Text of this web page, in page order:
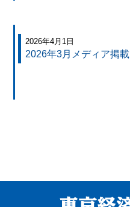
2026年4月1日
2026年3月メディア掲載